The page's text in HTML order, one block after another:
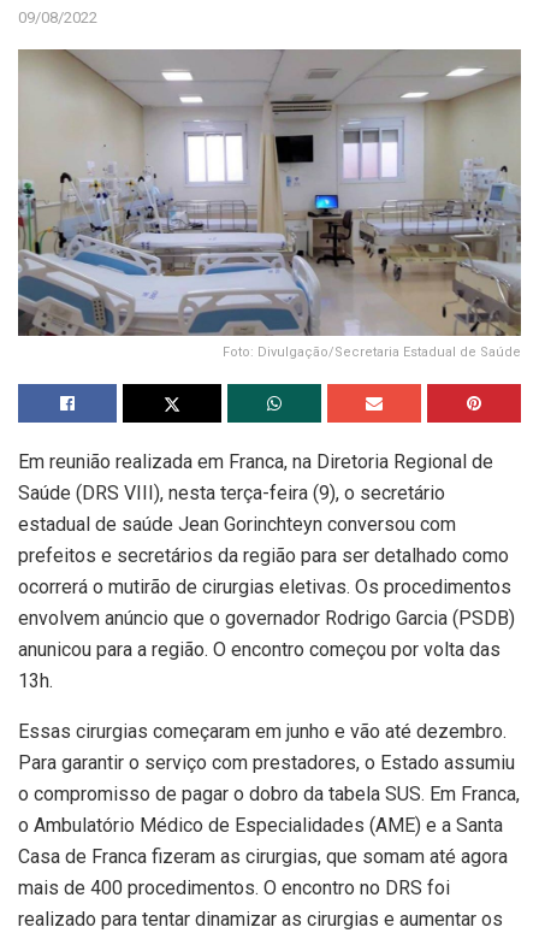
09/08/2022
Foto: Divulgação/Secretaria Estadual de Saúde
Em reunião realizada em Franca, na Diretoria Regional de
Saúde (DRS VIII), nesta terça-feira (9), o secretário
estadual de saúde Jean Gorinchteyn conversou com
prefeitos e secretários da região para ser detalhado como
ocorrerá o mutirão de cirurgias eletivas. Os procedimentos
envolvem anúncio que o governador Rodrigo Garcia (PSDB)
anunicou para a região. O encontro começou por volta das
13h.
Essas cirurgias começaram em junho e vão até dezembro.
Para garantir o serviço com prestadores, o Estado assumiu
o compromisso de pagar o dobro da tabela SUS. Em Franca,
o Ambulatório Médico de Especialidades (AME) e a Santa
Casa de Franca fizeram as cirurgias, que somam até agora
mais de 400 procedimentos. O encontro no DRS foi
realizado para tentar dinamizar as cirurgias e aumentar os